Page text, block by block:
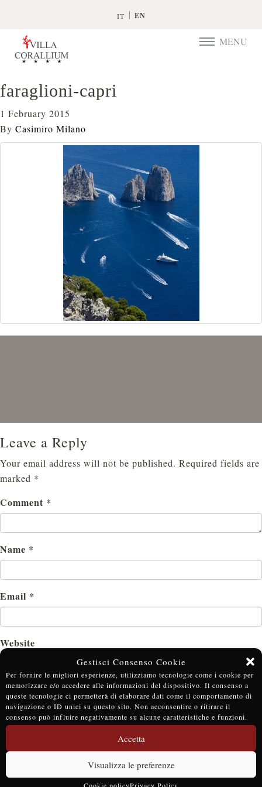
Gestisci Consenso Cookie
Per fornire le migliori esperienze, utilizziamo tecnologie come i cookie per
memorizzare e/o accedere alle informazioni del dispositivo. Il consenso a
queste tecnologie ci permetterà di elaborare dati come il comportamento di
navigazione o ID unici su questo sito. Non acconsentire o ritirare il
consenso può influire negativamente su alcune caratteristiche e funzioni.
Accetta
Visualizza le preferenze
IT EN
TOGGLE
MENU
BOOK NOW
faraglioni-capri
1 February 2015
By Casimiro Milano
Leave a Reply
Your email address will not be published. Required fields are
marked *
Comment *
Name *
Email *
Website